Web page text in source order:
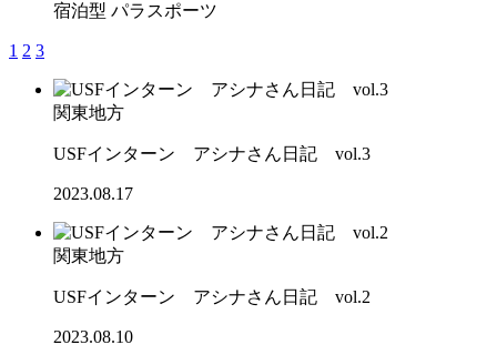
宿泊型 パラスポーツ
1 2 3
関東地方
USFインターン アシナさん日記 vol.3
2023.08.17
関東地方
USFインターン アシナさん日記 vol.2
2023.08.10